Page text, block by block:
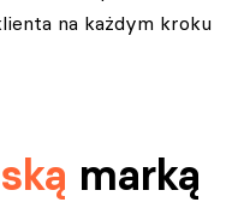
na każdym kroku
marką